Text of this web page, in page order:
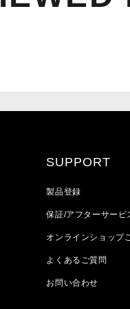
SUPPORT
製品登録
保証/アフターサービ
オンラインショップ
よくあるご質問
お問い合わせ